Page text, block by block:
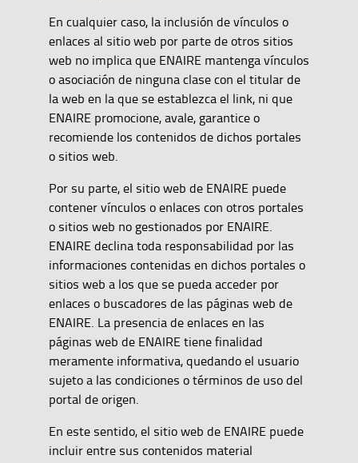
En cualquier caso, la inclusión de vínculos o
enlaces al sitio web por parte de otros sitios
web no implica que ENAIRE mantenga vínculos
o asociación de ninguna clase con el titular de
la web en la que se establezca el link, ni que
ENAIRE promocione, avale, garantice o
recomiende los contenidos de dichos portales
o sitios web.
Por su parte, el sitio web de ENAIRE puede
contener vínculos o enlaces con otros portales
o sitios web no gestionados por ENAIRE.
ENAIRE declina toda responsabilidad por las
informaciones contenidas en dichos portales o
sitios web a los que se pueda acceder por
enlaces o buscadores de las páginas web de
ENAIRE. La presencia de enlaces en las
páginas web de ENAIRE tiene finalidad
meramente informativa, quedando el usuario
sujeto a las condiciones o términos de uso del
portal de origen.
En este sentido, el sitio web de ENAIRE puede
incluir entre sus contenidos material